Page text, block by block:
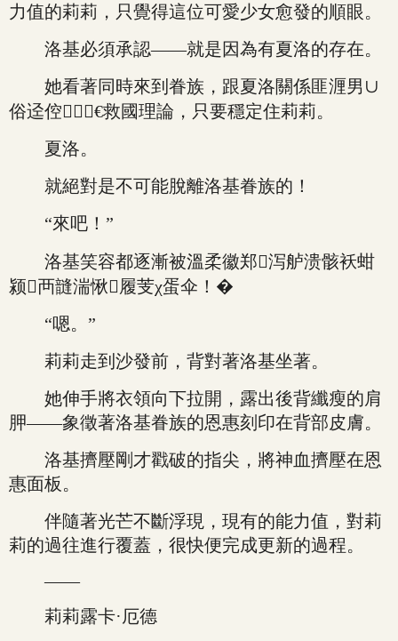
力值的莉莉，只覺得這位可愛少女愈發的順眼。
洛基必須承認——就是因為有夏洛的存在。
她看著同時來到眷族，跟夏洛關係匪湹男∪
俗迳倥€救國理論，只要穩定住莉莉。
夏洛。
就絕對是不可能脫離洛基眷族的！
“來吧！”
洛基笑容都逐漸被溫柔徽郑泻舻溃骸袄蚶
颍襾韼湍愀履芰χ蛋伞！�
“嗯。”
莉莉走到沙發前，背對著洛基坐著。
她伸手將衣領向下拉開，露出後背纖瘦的肩
胛——象徵著洛基眷族的恩惠刻印在背部皮膚。
洛基擠壓剛才戳破的指尖，將神血擠壓在恩
惠面板。
伴隨著光芒不斷浮現，現有的能力值，對莉
莉的過往進行覆蓋，很快便完成更新的過程。
——
莉莉露卡·厄德